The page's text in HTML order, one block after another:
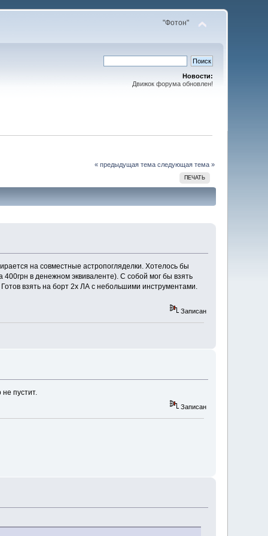
"Фотон"
Новости:
Движок форума обновлен!
« предыдущая тема следующая тема »
ПЕЧАТЬ
на совместные астропогляделки. Хотелось бы
в денежном эквиваленте). С собой мог бы взять
взять на борт 2х ЛА с небольшими инструментами.
Записан
пустит.
Записан